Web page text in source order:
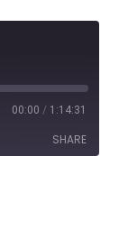
00:00 / 1:14:31
SHARE